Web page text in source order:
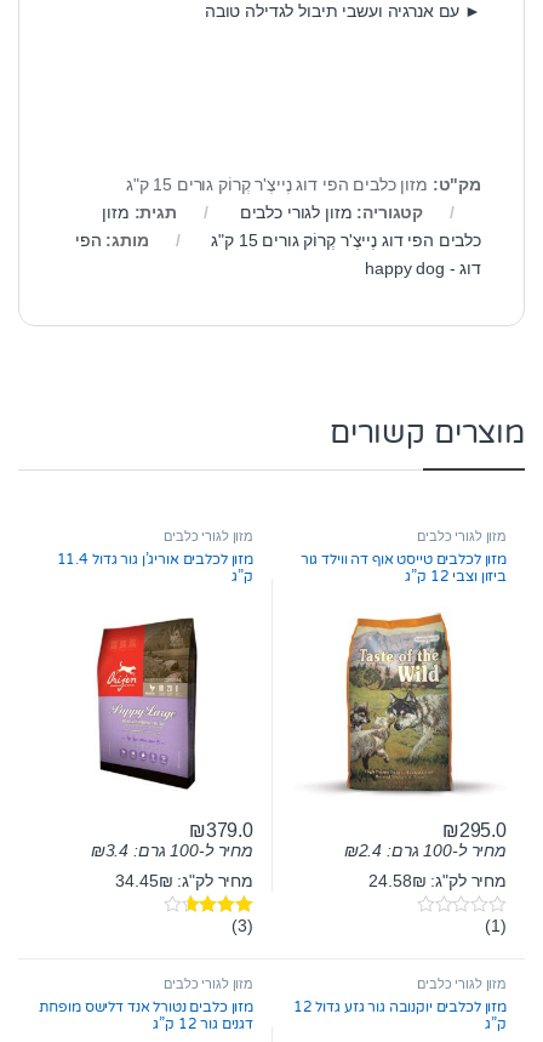
► עם אנרגיה ועשבי תיבול לגדילה טובה
מק"ט: מזון כלבים הפי דוג נֶייצֶ'ר קְרוֹק גורים 15 ק"ג
קטגוריה: מזון לגורי כלבים תגית: מזון
כלבים הפי דוג נֶייצֶ'ר קְרוֹק גורים 15 ק"ג
מותג: הפי
דוג - happy dog
מוצרים קשורים
מזון לגורי כלבים
מזון לכלבים טייסט אוף דה ווילד גור
ביזון וצבי 12 ק”ג
₪295.0
מחיר ל-100 גרם: ₪2.4
מחיר לק"ג: 24.58₪
0
t
f
5
(1)
מזון לגורי כלבים
מזון לכלבים אוריג’ן גור גדול 11.4
ק”ג
₪379.0
מחיר ל-100 גרם: ₪3.4
מחיר לק"ג: 34.45₪
דורג(3)
מזון לגורי כלבים
מזון לכלבים יוקנובה גור גזע גדול 12
ק”ג
מזון לגורי כלבים
מזון כלבים נטורל אנד דלישס מופחת
דגנים גור 12 ק”ג